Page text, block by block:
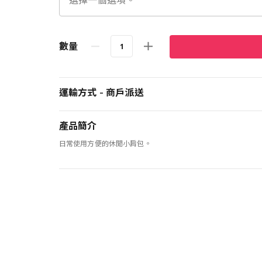
數量
運輸方式 - 商戶派送
產品簡介
日常使用方便的休閒小肩包。